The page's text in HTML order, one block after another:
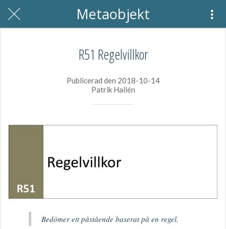
Metaobjekt
R51 Regelvillkor
Publicerad den 2018-10-14
Patrik Hallén
Bedömer ett påstående baserat på en regel.